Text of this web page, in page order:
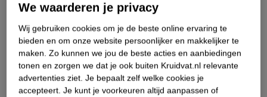
Over dit product
Productinformatie
Etiketinformatie
We waarderen je privacy
Wij gebruiken cookies om je de beste online ervaring te
bieden en om onze website persoonlijker en makkelijker te
maken. Zo kunnen we jou de beste acties en aanbiedingen
tonen en zorgen we dat je ook buiten Kruidvat.nl relevante
advertenties ziet. Je bepaalt zelf welke cookies je
accepteert. Je kunt je voorkeuren altijd aanpassen of